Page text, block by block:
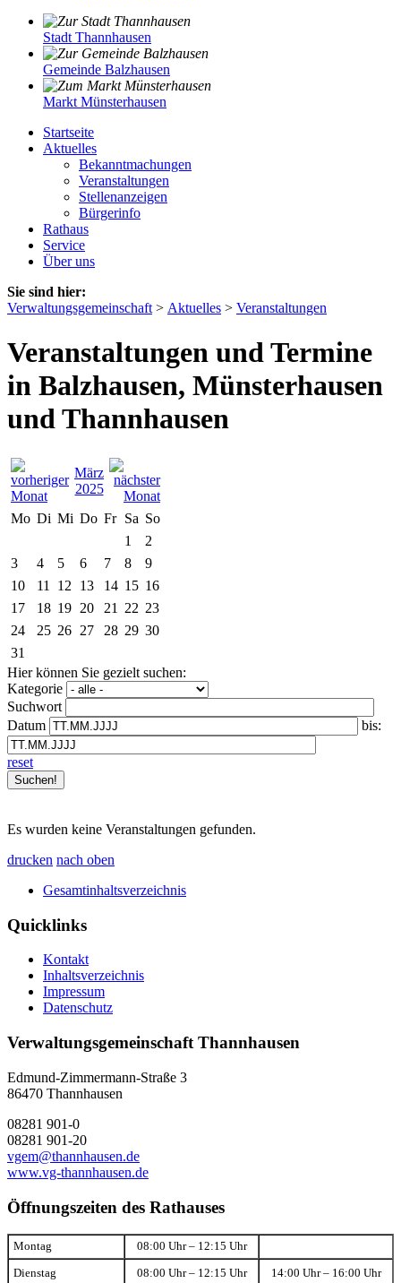
Stadt Thannhausen
Gemeinde Balzhausen
Markt Münsterhausen
Startseite
Aktuelles
Bekanntmachungen
Veranstaltungen
Stellenanzeigen
Bürgerinfo
Rathaus
Service
Über uns
Sie sind hier:
Verwaltungsgemeinschaft > Aktuelles > Veranstaltungen
Veranstaltungen und Termine
in Balzhausen, Münsterhausen
und Thannhausen
März
2025
Mo Di Mi Do Fr Sa So
1
2
3
4 5 6 7 8
9
10
11 12 13 14 15 16
17
18 19 20 21 22 23
24
25 26 27 28 29 30
31
Hier können Sie gezielt suchen:
Kategorie
Suchwort
Datum
bis:
reset
Es wurden keine Veranstaltungen gefunden.
drucken nach oben
Gesamtinhaltsverzeichnis
Quicklinks
Kontakt
Inhaltsverzeichnis
Impressum
Datenschutz
Verwaltungsgemeinschaft Thannhausen
Edmund-Zimmermann-Straße 3
86470 Thannhausen
08281 901-0
08281 901-20
vgem@thannhausen.de
www.vg-thannhausen.de
Öffnungszeiten des Rathauses
Montag 08:00 Uhr – 12:15 Uhr
Dienstag 08:00 Uhr – 12:15 Uhr 14:00 Uhr – 16:00 Uhr